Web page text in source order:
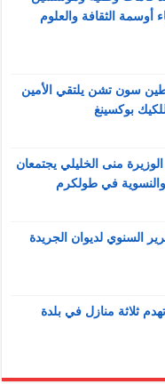
أوسمة الثقافة والعلوم
سون تشن يلتقي الأمين
بوكسينغ
الوزيرة منى الخليلي يجتمعان
في طولكرم
السنوي لديوان الجريدة
ثلاثة منازل في بلدة